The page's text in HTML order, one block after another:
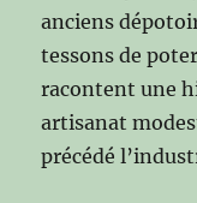
anciens
tessons de
racontent une
artisanat
précédé